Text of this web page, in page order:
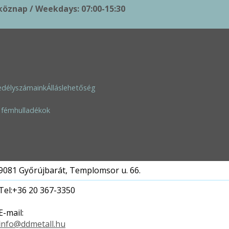
/ Weekdays: 07:00-15:30
Álláslehetőség
fémhulladékok
Győrújbarát, Templomsor u. 66.
20 367-3350
mail: